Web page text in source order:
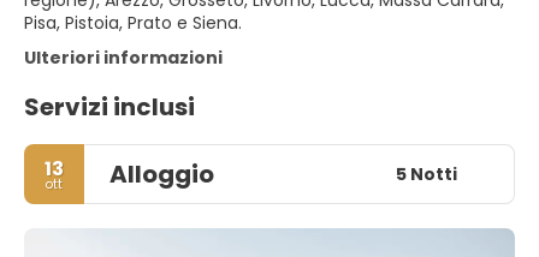
Pisa, Pistoia, Prato e Siena.
Ulteriori informazioni
Servizi inclusi
13
ott Alloggio 5 Notti